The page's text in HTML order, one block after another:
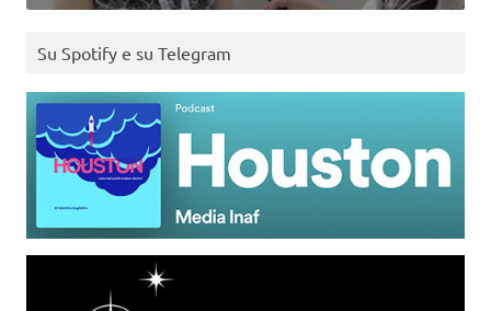
Su Spotify e su Telegram